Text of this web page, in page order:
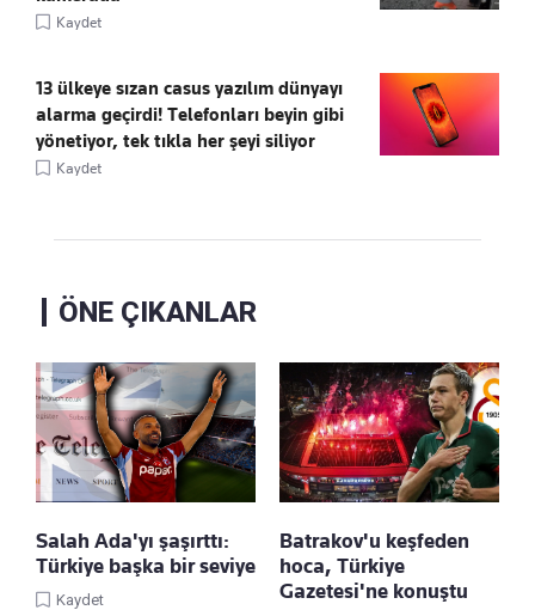
Kaydet
13 ülkeye sızan casus yazılım dünyayı
alarma geçirdi! Telefonları beyin gibi
yönetiyor, tek tıkla her şeyi siliyor
Kaydet
ÖNE ÇIKANLAR
Salah Ada'yı şaşırttı:
Türkiye başka bir seviye
Kaydet
Batrakov'u keşfeden
hoca, Türkiye
Gazetesi'ne konuştu